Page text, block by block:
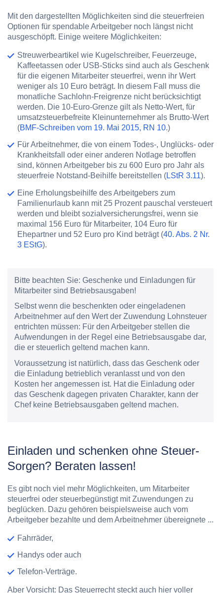
Mit den dargestellten Möglichkeiten sind die steuerfreien
Optionen für spendable Arbeitgeber noch längst nicht
ausgeschöpft. Einige weitere Möglichkeiten:
Streuwerbeartikel wie Kugelschreiber, Feuerzeuge,
Kaffeetassen oder USB-Sticks sind auch als Geschenk
für die eigenen Mitarbeiter steuerfrei, wenn ihr Wert
weniger als 10 Euro beträgt. In diesem Fall muss die
monatliche Sachlohn-Freigrenze nicht berücksichtigt
werden. Die 10-Euro-Grenze gilt als Netto-Wert, für
umsatzsteuerbefreite Kleinunternehmer als Brutto-Wert
(BMF-Schreiben vom 19. Mai 2015, RN 10.)
Für Arbeitnehmer, die von einem Todes-, Unglücks- oder
Krankheitsfall oder einer anderen Notlage betroffen
sind, können Arbeitgeber bis zu 600 Euro pro Jahr als
steuerfreie Notstand-Beihilfe bereitstellen (LStR 3.11).
Eine Erholungsbeihilfe des Arbeitgebers zum
Familienurlaub kann mit 25 Prozent pauschal versteuert
werden und bleibt sozialversicherungsfrei, wenn sie
maximal 156 Euro für Mitarbeiter, 104 Euro für
Ehepartner und 52 Euro pro Kind beträgt (40. Abs. 2 Nr.
3 EStG).
Bitte beachten Sie: Geschenke und Einladungen für
Mitarbeiter sind Betriebsausgaben!
Selbst wenn die beschenkten oder eingeladenen
Arbeitnehmer auf den Wert der Zuwendung Lohnsteuer
entrichten müssen: Für den Arbeitgeber stellen die
Aufwendungen in der Regel eine Betriebsausgabe dar,
die er steuerlich geltend machen kann.
Voraussetzung ist natürlich, dass das Geschenk oder
die Einladung betrieblich veranlasst und von den
Kosten her angemessen ist. Hat die Einladung oder
das Geschenk dagegen privaten Charakter, kann der
Chef keine Betriebsausgaben geltend machen.
Einladen und schenken ohne Steuer-
Sorgen? Beraten lassen!
Es gibt noch viel mehr Möglichkeiten, um Mitarbeiter
steuerfrei oder steuerbegünstigt mit Zuwendungen zu
beglücken. Dazu gehören beispielsweise auch vom
Arbeitgeber bezahlte und dem Arbeitnehmer übereignete ...
Fahrräder,
Handys oder auch
Telefon-Verträge.
Aber Vorsicht: Das Steuerrecht steckt auch hier voller